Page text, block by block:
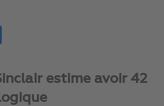
estime avoir 42